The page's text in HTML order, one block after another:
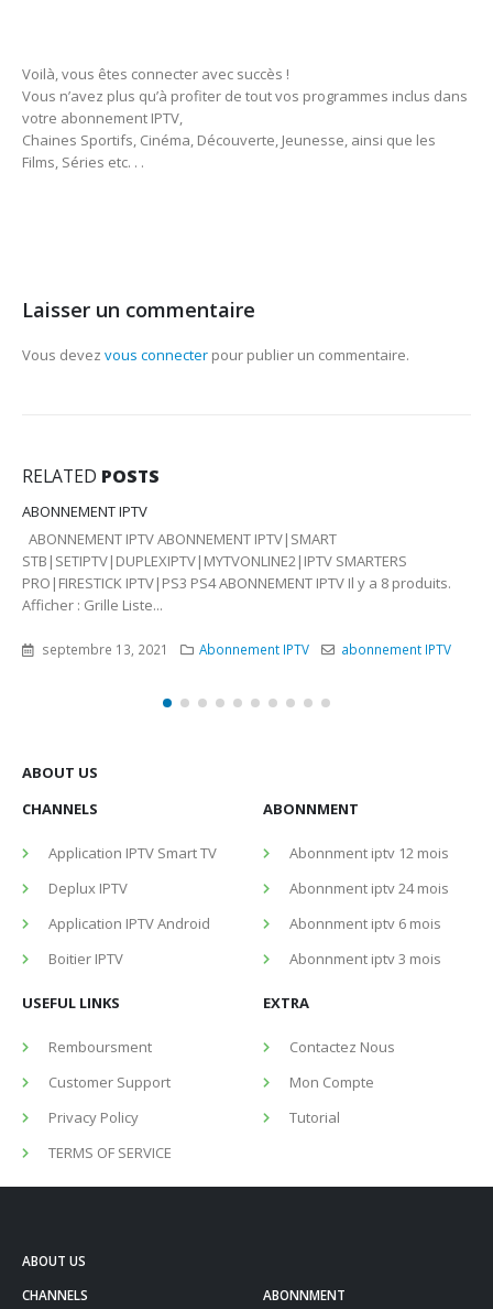
Voilà, vous êtes connecter avec succès !
Vous n’avez plus qu’à profiter de tout vos programmes inclus dans
votre abonnement IPTV,
Chaines Sportifs, Cinéma, Découverte, Jeunesse, ainsi que les
Films, Séries etc. . .
Laisser un commentaire
Vous devez vous connecter pour publier un commentaire.
RELATED POSTS
ABONNEMENT IPTV
ABONNEMENT IPTV ABONNEMENT IPTV|SMART
STB|SETIPTV|DUPLEXIPTV|MYTVONLINE2|IPTV SMARTERS
PRO|FIRESTICK IPTV|PS3 PS4 ABONNEMENT IPTV Il y a 8 produits.
Afficher : Grille Liste...
septembre 13, 2021 Abonnement IPTV abonnement IPTV
ABOUT US
CHANNELS
Application IPTV Smart TV
Deplux IPTV
Application IPTV Android
Boitier IPTV
ABONNMENT
Abonnment iptv 12 mois
Abonnment iptv 24 mois
Abonnment iptv 6 mois
Abonnment iptv 3 mois
USEFUL LINKS
Remboursment
Customer Support
Privacy Policy
TERMS OF SERVICE
EXTRA
Contactez Nous
Mon Compte
Tutorial
ABOUT US
CHANNELS
ABONNMENT